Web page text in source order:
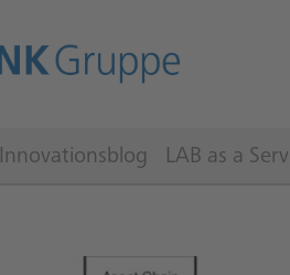
Innovationsblog LAB as a